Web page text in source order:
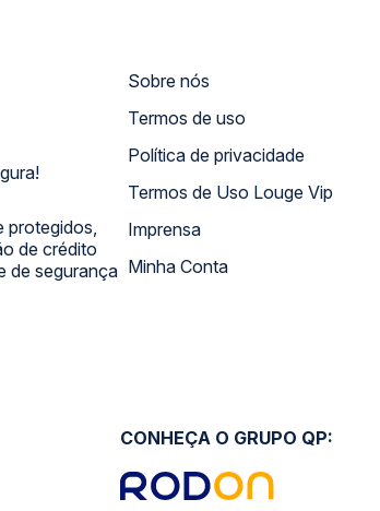
protegidos,
de crédito
de segurança
Sobre nós
Termos de uso
Política de privacidade
Termos de Uso Louge Vip
Imprensa
Minha Conta
CONHEÇA O GRUPO QP: